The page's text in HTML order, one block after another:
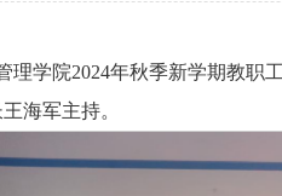
理学院2024年秋季新学期教职
海军主持。